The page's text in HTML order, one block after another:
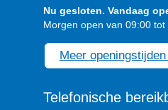
Nu gesloten. Vandaag
Morgen open van 09:00 tot
Meer openingstijden
Telefonische